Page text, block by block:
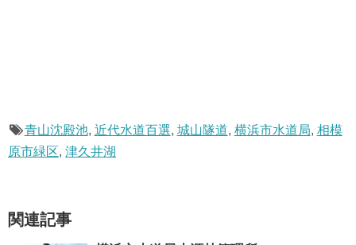
青山沈殿池, 近代水道百選, 城山隧道, 横浜市水道局, 相模
原市緑区, 津久井湖
関連記事